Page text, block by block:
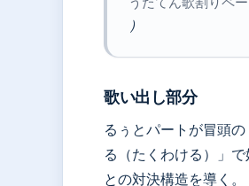
）
歌い出し部分
るぅとパートが冒頭
る（たくわける）」
との対決構造を導く。